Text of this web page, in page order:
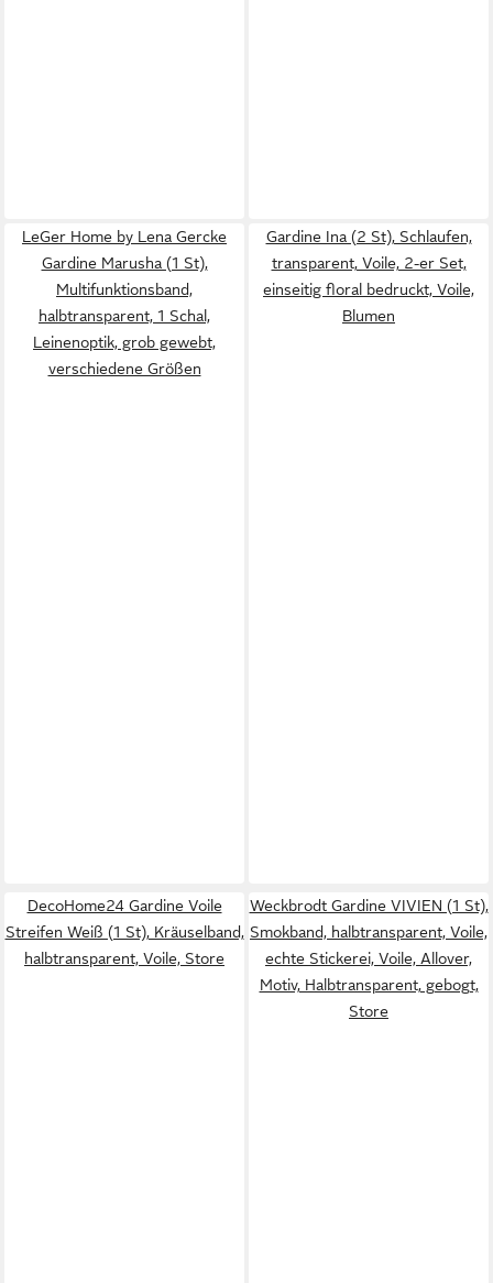
LeGer Home by Lena Gercke
Gardine Marusha (1 St),
Multifunktionsband,
halbtransparent, 1 Schal,
Leinenoptik, grob gewebt,
verschiedene Größen
Gardine Ina (2 St), Schlaufen,
transparent, Voile, 2-er Set,
einseitig floral bedruckt, Voile,
Blumen
DecoHome24 Gardine Voile
Streifen Weiß (1 St), Kräuselband,
halbtransparent, Voile, Store
Weckbrodt Gardine VIVIEN (1 St),
Smokband, halbtransparent, Voile,
echte Stickerei, Voile, Allover,
Motiv, Halbtransparent, gebogt,
Store